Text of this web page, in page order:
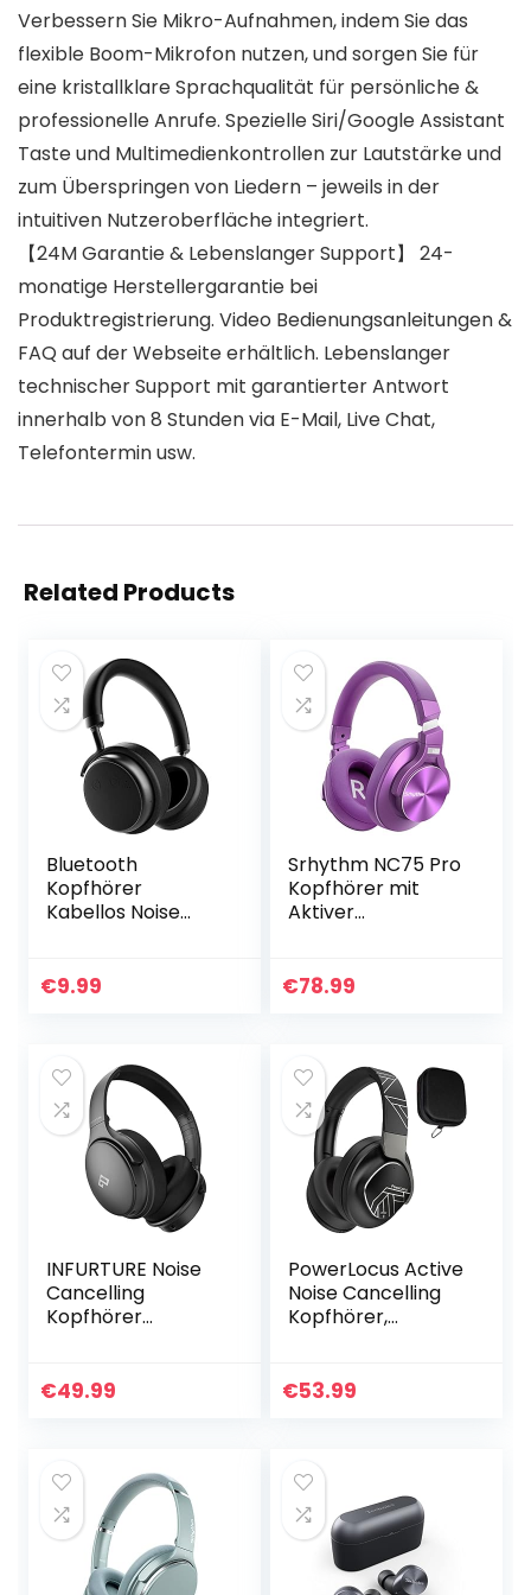
Verbessern Sie Mikro-Aufnahmen, indem Sie das
flexible Boom-Mikrofon nutzen, und sorgen Sie für
eine kristallklare Sprachqualität für persönliche &
professionelle Anrufe. Spezielle Siri/Google Assistant
Taste und Multimedienkontrollen zur Lautstärke und
zum Überspringen von Liedern – jeweils in der
intuitiven Nutzeroberfläche integriert.
【24M Garantie & Lebenslanger Support】 24-
monatige Herstellergarantie bei
Produktregistrierung. Video Bedienungsanleitungen &
FAQ auf der Webseite erhältlich. Lebenslanger
technischer Support mit garantierter Antwort
innerhalb von 8 Stunden via E-Mail, Live Chat,
Telefontermin usw.
Related Products
Bluetooth
Kopfhörer
Kabellos Noise
50MM Over Ear
€9.99
Srhythm NC75 Pro
Kopfhörer mit
Aktiver
Bluetooth 5.3
€78.99
INFURTURE Noise
Cancelling
Kopfhörer
Over-Ear-
€49.99
PowerLocus Active
Noise Cancelling
Kopfhörer,
Geräuschunterdrü
€53.99